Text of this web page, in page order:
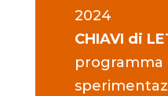
2024
CHIAVI di
programma